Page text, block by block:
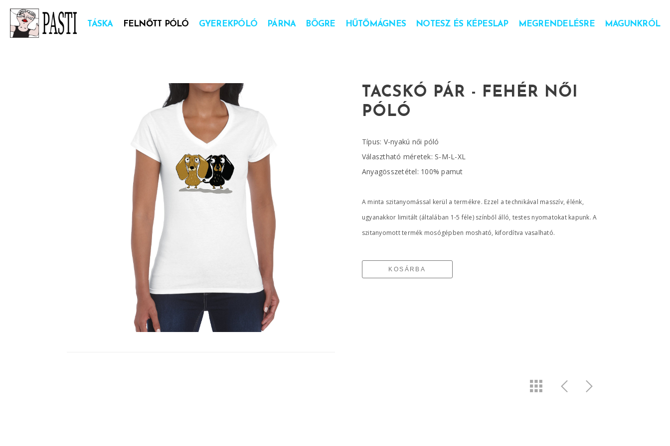
TÁSKA FELNŐTT PÓLÓ GYEREKPÓLÓ PÁRNA BÖGRE HŰTŐMÁGNES NOTESZ ÉS KÉPESLAP MEGRENDELÉSRE MAGUNKRÓL
TACSKÓ PÁR - FEHÉR NŐI
PÓLÓ
Típus: V-nyakú női póló
Választható méretek: S-M-L-XL
Anyagösszetétel: 100% pamut
A minta szitanyomással kerül a termékre. Ezzel a technikával masszív, élénk,
ugyanakkor limitált (általában 1-5 féle) színből álló, testes nyomatokat kapunk. A
szitanyomott termék mosógépben mosható, kifordítva vasalható.
KOSÁRBA